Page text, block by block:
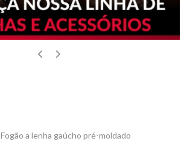
Fogão a lenha gaúcho pré-moldado